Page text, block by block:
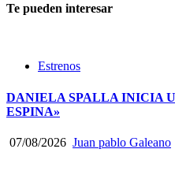
Te pueden interesar
Estrenos
DANIELA SPALLA INICIA
ESPINA»
07/08/2026 Juan pablo Galeano